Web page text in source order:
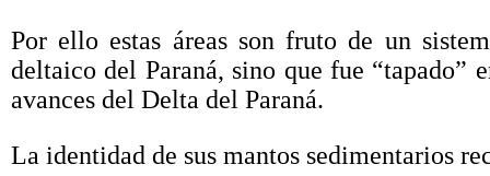
Por ello estas áreas son fruto de un
deltaico del Paraná, sino que fue “tapado”
avances del Delta del Paraná.
La identidad de sus mantos sedimentarios